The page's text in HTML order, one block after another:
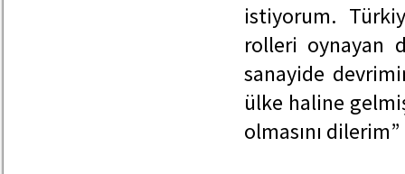
istiyorum.
rolleri oynayan
sanayide
ülke haline
olmasını dilerim”